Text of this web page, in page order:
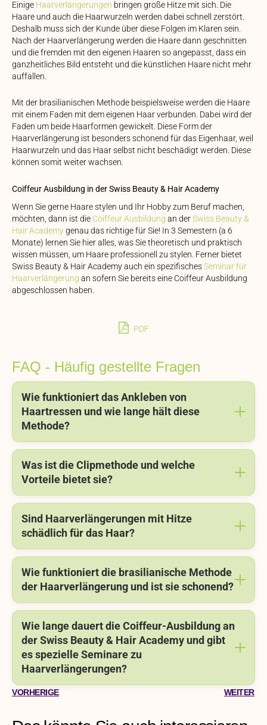
Einige Haarverlängerungen bringen große Hitze mit sich. Die
Haare und auch die Haarwurzeln werden dabei schnell zerstört.
Deshalb muss sich der Kunde über diese Folgen im Klaren sein.
Nach der Haarverlängerung werden die Haare dann geschnitten
und die fremden mit den eigenen Haaren so angepasst, dass ein
ganzheitliches Bild entsteht und die künstlichen Haare nicht mehr
auffallen.
Mit der brasilianischen Methode beispielsweise werden die Haare
mit einem Faden mit dem eigenen Haar verbunden. Dabei wird der
Faden um beide Haarformen gewickelt. Diese Form der
Haarverlängerung ist besonders schonend für das Eigenhaar, weil
Haarwurzeln und das Haar selbst nicht beschädigt werden. Diese
können somit weiter wachsen.
Coiffeur Ausbildung in der Swiss Beauty & Hair Academy
Wenn Sie gerne Haare stylen und Ihr Hobby zum Beruf machen,
möchten, dann ist die Coiffeur Ausbildung an derSwiss Beauty &
Hair Academygenau das richtige für Sie! In 3 Semestern (a 6
Monate) lernen Sie hier alles, was Sie theoretisch und praktisch
wissen müssen, um Haare professionell zu stylen. Ferner bietet
Swiss Beauty & Hair Academy auch ein spezifischesSeminar für
Haarverlängerung an sofern Sie bereits eine Coiffeur Ausbildung
abgeschlossen haben.
PDF
FAQ - Häufig gestellte Fragen
Wie funktioniert das Ankleben von
Haartressen und wie lange hält diese
Methode?
Was ist die Clipmethode und welche
Vorteile bietet sie?
Sind Haarverlängerungen mit Hitze
schädlich für das Haar?
Wie funktioniert die brasilianische Methode
der Haarverlängerung und ist sie schonend?
Wie lange dauert die Coiffeur-Ausbildung an
der Swiss Beauty & Hair Academy und gibt
es spezielle Seminare zu
Haarverlängerungen?
VORHERIGE WEITER